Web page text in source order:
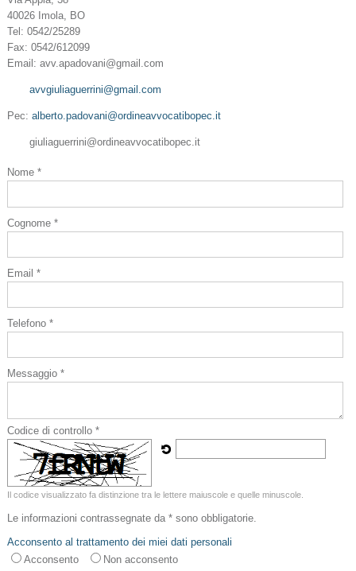
40026
Imola, BO
Tel: 0542/25289
Fax: 0542/612099
Email: avv.apadovani@gmail.com
avvgiuliaguerrini@gmail.com
Pec: alberto.padovani@ordineavvocatibopec.it
giuliaguerrini@ordineavvocatibopec.it
Nome *
Cognome *
Email *
Telefono *
Messaggio *
Codice di controllo *
Il codice visualizzato fa distinzione tra le lettere maiuscole e quelle minuscole.
Le informazioni contrassegnate da * sono obbligatorie.
Acconsento al trattamento dei miei dati personali
Acconsento
Non acconsento